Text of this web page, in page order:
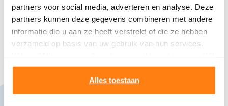
partners voor social media, adverteren en analyse. Deze
partners kunnen deze gegevens combineren met andere
informatie die u aan ze heeft verstrekt of die ze hebben
verzameld op basis van uw gebruik van hun services.
u liever geen cookies, klik dan op "instellen". Op onze
kunt u meer lezen over onze cookies.
Alles toestaan
waterflossers. Uit wetenschappelijk onderzoek blijkt dat
ragers het meest effectief zijn voor interdentale reiniging.
Interprox ragers